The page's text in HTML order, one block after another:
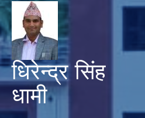
धिरेन्द्र सिंह
धामी